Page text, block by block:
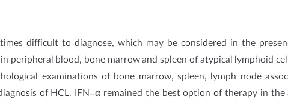
difficult to diagnose, which may be considered in the
peripheral blood, bone marrow and spleen of atypical lymphoid
examinations of bone marrow, spleen, lymph node
of HCL. IFN-α remained the best option of therapy in the